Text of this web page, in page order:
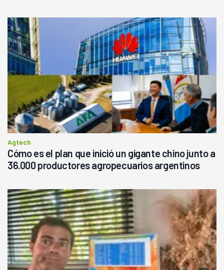
Agtech
Cómo es el plan que inició un gigante chino junto a
36.000 productores agropecuarios argentinos